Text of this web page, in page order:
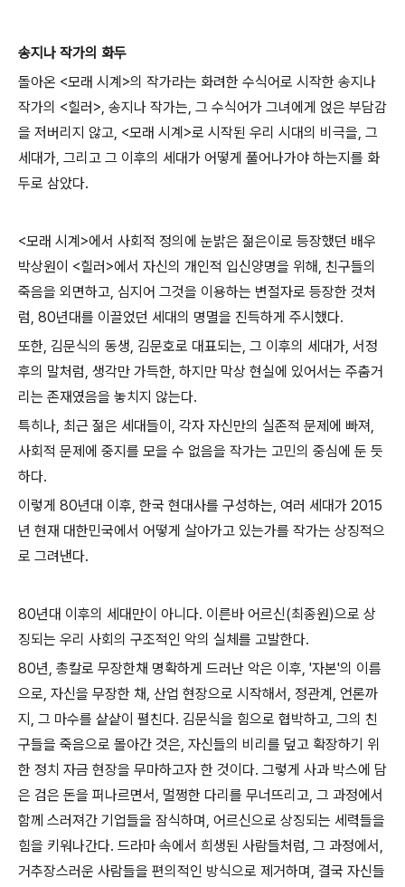
송지나 작가의 화두
돌아온 <모래 시계>의 작가라는 화려한 수식어로 시작한 송지나
작가의 <힐러>, 송지나 작가는, 그 수식어가 그녀에게 얹은 부담감
을 저버리지 않고, <모래 시계>로 시작된 우리 시대의 비극을, 그
세대가, 그리고 그 이후의 세대가 어떻게 풀어나가야 하는지를 화
두로 삼았다.
<모래 시계>에서 사회적 정의에 눈밝은 젊은이로 등장했던 배우
박상원이 <힐러>에서 자신의 개인적 입신양명을 위해, 친구들의
죽음을 외면하고, 심지어 그것을 이용하는 변절자로 등장한 것처
럼, 80년대를 이끌었던 세대의 명멸을 진득하게 주시했다.
또한, 김문식의 동생, 김문호로 대표되는, 그 이후의 세대가, 서정
후의 말처럼, 생각만 가득한, 하지만 막상 현실에 있어서는 주춤거
리는 존재였음을 놓치지 않는다.
특히나, 최근 젊은 세대들이, 각자 자신만의 실존적 문제에 빠져,
사회적 문제에 중지를 모을 수 없음을 작가는 고민의 중심에 둔 듯
하다.
이렇게 80년대 이후, 한국 현대사를 구성하는, 여러 세대가 2015
년 현재 대한민국에서 어떻게 살아가고 있는가를 작가는 상징적으
로 그려낸다.
80년대 이후의 세대만이 아니다. 이른바 어르신(최종원)으로 상
징되는 우리 사회의 구조적인 악의 실체를 고발한다.
80년, 총칼로 무장한채 명확하게 드러난 악은 이후, '자본'의 이름
으로, 자신을 무장한 채, 산업 현장으로 시작해서, 정관계, 언론까
지, 그 마수를 샅샅이 펼친다. 김문식을 힘으로 협박하고, 그의 친
구들을 죽음으로 몰아간 것은, 자신들의 비리를 덮고 확장하기 위
한 정치 자금 현장을 무마하고자 한 것이다. 그렇게 사과 박스에 담
은 검은 돈을 퍼나르면서, 멀쩡한 다리를 무너뜨리고, 그 과정에서
함께 스러져간 기업들을 잠식하며, 어르신으로 상징되는 세력들을
힘을 키워나간다. 드라마 속에서 희생된 사람들처럼, 그 과정에서,
거추장스러운 사람들을 편의적인 방식으로 제거하며, 결국 자신들